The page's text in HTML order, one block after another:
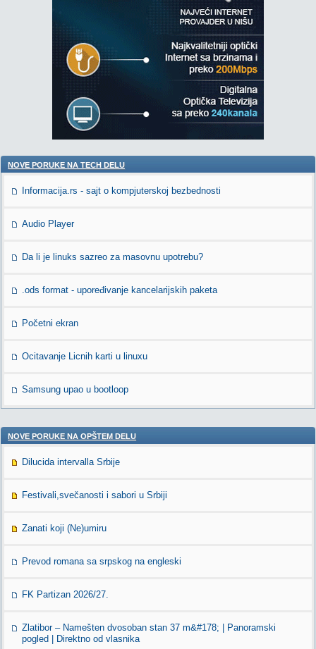
NOVE PORUKE NA TECH DELU
Informacija.rs - sajt o kompjuterskoj bezbednosti
Audio Player
Da li je linuks sazreo za masovnu upotrebu?
.ods format - upoređivanje kancelarijskih paketa
Početni ekran
Ocitavanje Licnih karti u linuxu
Samsung upao u bootloop
NOVE PORUKE NA OPŠTEM DELU
Dilucida intervalla Srbije
Festivali,svečanosti i sabori u Srbiji
Zanati koji (Ne)umiru
Prevod romana sa srpskog na engleski
FK Partizan 2026/27.
Zlatibor – Namešten dvosoban stan 37 m&#178; | Panoramski
pogled | Direktno od vlasnika